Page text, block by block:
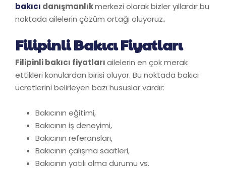
bakıcı danışmanlıkmerkezi olarak bizler yıllardır bu
noktada ailelerin çözüm ortağı oluyoruz.
Filipinli Bakıcı Fiyatları
Filipinli bakıcı fiyatlarıailelerin en çok merak
ettikleri konulardan birisi oluyor. Bu noktada bakıcı
ücretlerini belirleyen bazı hususlar vardır:
Bakıcının eğitimi,
Bakıcının iş deneyimi,
Bakıcının referansları,
Bakıcının çalışma saatleri,
Bakıcının yatılı olma durumu vs.